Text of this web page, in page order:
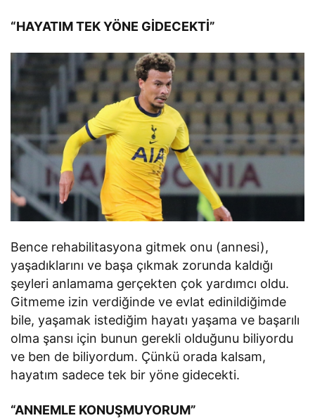
“HAYATIM TEK YÖNE GİDECEKTİ”
Bence rehabilitasyona gitmek onu (annesi),
yaşadıklarını ve başa çıkmak zorunda kaldığı
şeyleri anlamama gerçekten çok yardımcı oldu.
Gitmeme izin verdiğinde ve evlat edinildiğimde
bile, yaşamak istediğim hayatı yaşama ve başarılı
olma şansı için bunun gerekli olduğunu biliyordu
ve ben de biliyordum. Çünkü orada kalsam,
hayatım sadece tek bir yöne gidecekti.
“ANNEMLE KONUŞMUYORUM”